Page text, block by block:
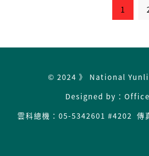
1
© 2024 》 National
Designed by：
雲科總機： 05-5342601 #4202 傳